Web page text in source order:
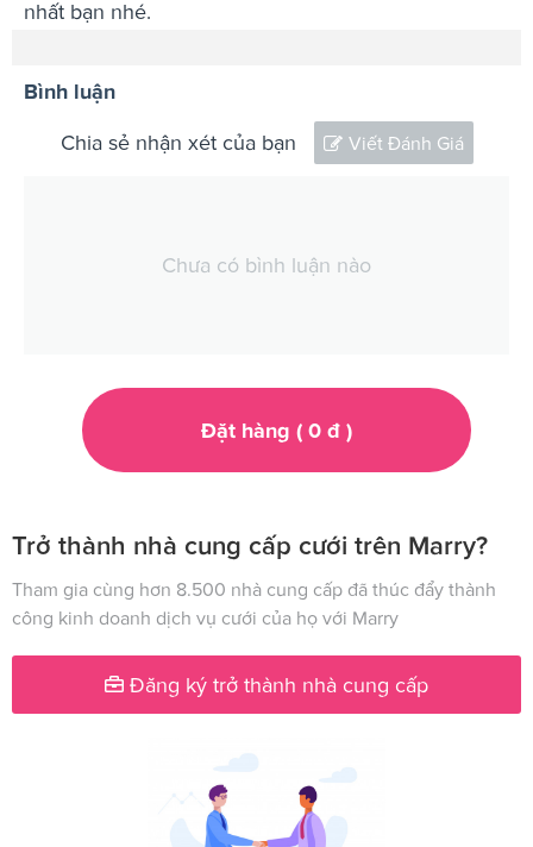
nhất bạn nhé.
Bình luận
Chia sẻ nhận xét của bạn Viết Đánh Giá
Chưa có bình luận nào
Đặt hàng ( 0đ )
Trở thành nhà cung cấp cưới trên Marry?
Tham gia cùng hơn 8.500 nhà cung cấp đã thúc đẩy thành
công kinh doanh dịch vụ cưới của họ với Marry
Đăng ký trở thành nhà cung cấp